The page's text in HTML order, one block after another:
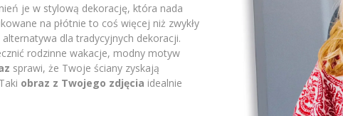
je w stylową dekorację, która nada
na płótnie to coś więcej niż zwykły
dla tradycyjnych dekoracji.
rodzinne wakacje, modny motyw
sprawi, że Twoje ściany zyskają
obraz z Twojego zdjęcia idealnie